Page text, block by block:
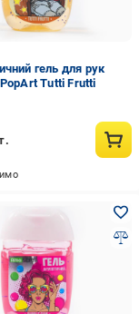
гель для рук
Tutti Frutti